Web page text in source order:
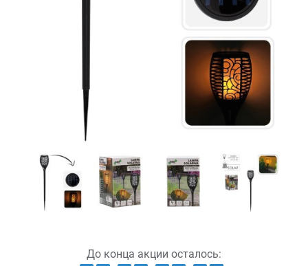
До конца акции осталось: